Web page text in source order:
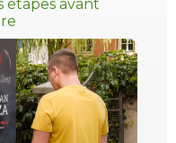
étapes avant